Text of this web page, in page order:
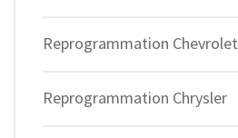
Reprogrammation Chevrolet
Reprogrammation Chrysler